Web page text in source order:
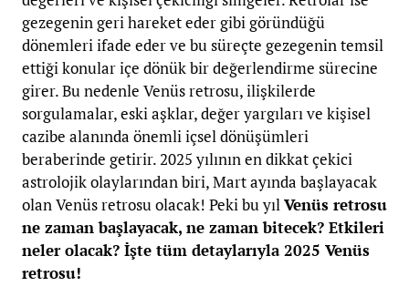
gezegenin geri hareket eder gibi göründüğü
dönemleri ifade eder ve bu süreçte gezegenin temsil
ettiği konular içe dönük bir değerlendirme sürecine
girer. Bu nedenle Venüs retrosu, ilişkilerde
sorgulamalar, eski aşklar, değer yargıları ve kişisel
cazibe alanında önemli içsel dönüşümleri
beraberinde getirir. 2025 yılının en dikkat çekici
astrolojik olaylarından biri, Mart ayında başlayacak
olan Venüs retrosu olacak! Peki bu yılVenüs retrosu
ne zaman başlayacak, ne zaman bitecek? Etkileri
neler olacak? İşte tüm detaylarıyla 2025 Venüs
retrosu!